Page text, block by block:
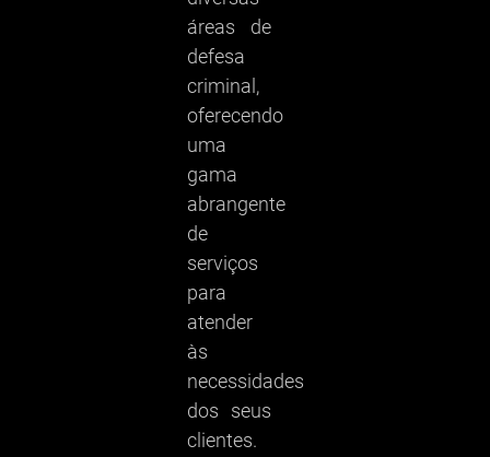
áreas de
defesa
criminal,
oferecendo
uma
gama
abrangente
de
serviços
para
atender
às
necessidades
dos seus
clientes.